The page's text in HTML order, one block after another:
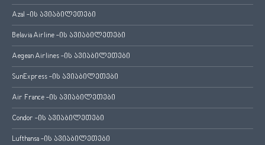
Azal -ის ავიაბილეთები
Belavia Airline -ის ავიაბილეთები
Aegean Airlines -ის ავიაბილეთები
SunExpress -ის ავიაბილეთები
Air France -ის ავიაბილეთები
Condor -ის ავიაბილეთები
Lufthansa -ის ავიაბილეთები